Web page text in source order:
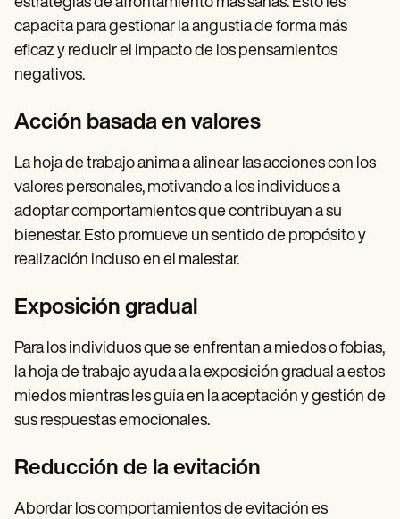
capacita para gestionar la angustia de forma más
eficaz y reducir el impacto de los pensamientos
negativos.
Acción basada en valores
La hoja de trabajo anima a alinear las acciones con los
valores personales, motivando a los individuos a
adoptar comportamientos que contribuyan a su
bienestar. Esto promueve un sentido de propósito y
realización incluso en el malestar.
Exposición gradual
Para los individuos que se enfrentan a miedos o fobias,
la hoja de trabajo ayuda a la exposición gradual a estos
miedos mientras les guía en la aceptación y gestión de
sus respuestas emocionales.
Reducción de la evitación
Abordar los comportamientos de evitación es